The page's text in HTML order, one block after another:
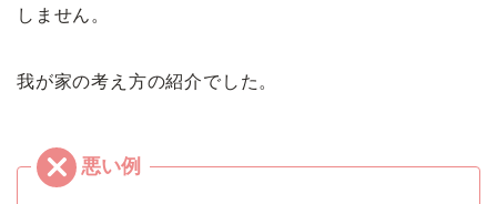
しません。
我が家の考え方の紹介でした。